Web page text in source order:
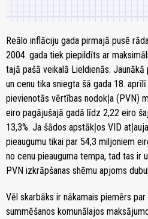
Reālo inflāciju gada pirmajā pusē
2004. gada tiek piepildīts ar
tajā pašā veikalā Lieldienās.
un cenu tika sniegta šā gada 18.
pievienotās vērtības nodokļa (PVN)
eiro pagājušajā gadā līdz 2,22 eiro
13,3%. Ja šādos apstākļos VID
pieaugumu tikai par 54,3 miljoniem
no cenu pieauguma tempa, tad tas ir
PVN izkrāpšanas shēmu apjoms
Vēl skarbāks ir nākamais piemērs
summēšanos komunālajos